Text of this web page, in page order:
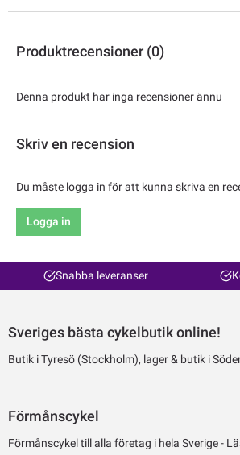
Produktrecensioner (0)
Denna produkt har inga recensioner ännu
Skriv en recension
Du måste logga in för att kunna skriva en
Logga in
Snabba leveranser
Sveriges bästa cykelbutik online!
Butik i Tyresö (Stockholm), lager & butik i
Förmånscykel
Förmånscykel till alla företag i hela Sverige -